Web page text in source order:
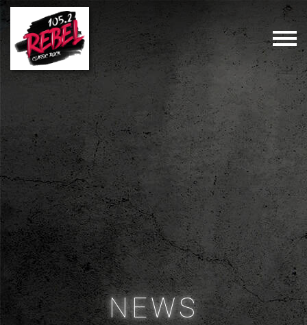
NEWS